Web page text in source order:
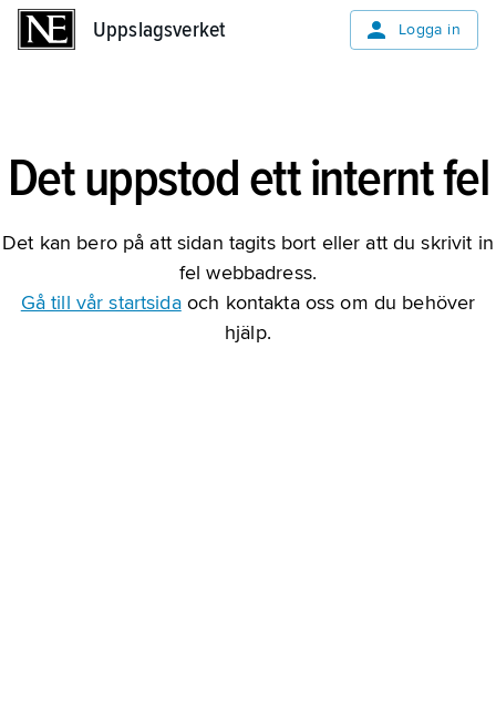
Uppslagsverket Logga in
Det uppstod ett internt fel
Det kan bero på att sidan tagits bort eller att du skrivit in
fel webbadress.
Gå till vår startsidaoch kontakta oss om du behöver
hjälp.